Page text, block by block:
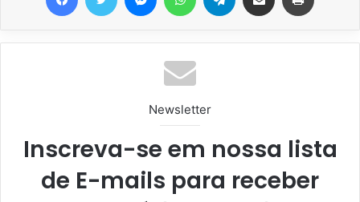
Newsletter
Inscreva-se em nossa lista
de E-mails para receber